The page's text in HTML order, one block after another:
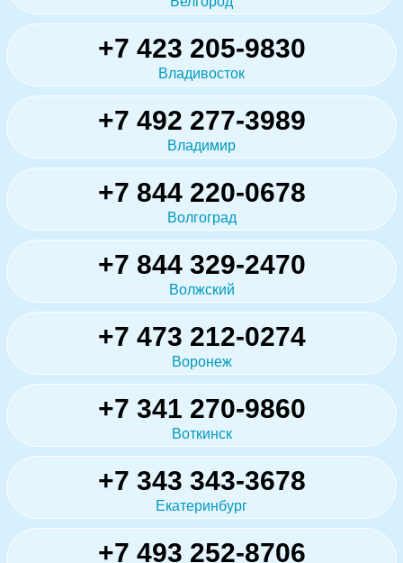
+7 423 205-9830
Владивосток
+7 492 277-3989
Владимир
+7 844 220-0678
Волгоград
+7 844 329-2470
Волжский
+7 473 212-0274
Воронеж
+7 341 270-9860
Воткинск
+7 343 343-3678
Екатеринбург
+7 493 252-8706